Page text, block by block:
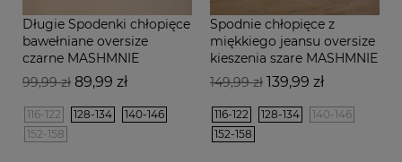
Długie Spodenki chłopięce
bawełniane oversize
czarne MASHMNIE
Cena
99,99 zł Cena
89,99 zł
116-122 128-134
140-146
152-158
Spodnie chłopięce z
miękkiego jeansu oversize
kieszenia szare MASHMNIE
Cena
149,99 zł Cena
139,99 zł
116-122 128-134
140-146
152-158